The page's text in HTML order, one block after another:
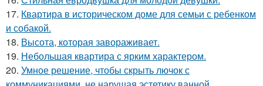
17. Квартира в историческом доме для семьи с ребенком
и собакой.
18. Высота, которая завораживает.
19. Небольшая квартира с ярким характером.
20. Умное решение, чтобы скрыть лючок с